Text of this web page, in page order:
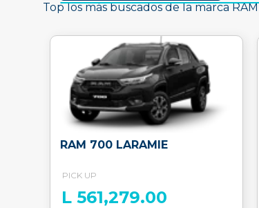
Top los más buscados de la marca RAM
RAM 700 LARAMIE
PICK UP
L 561,279.00